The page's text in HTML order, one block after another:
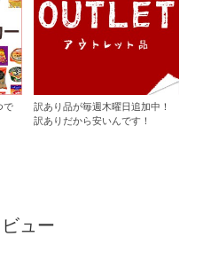
で
訳あり品が毎週木曜日追加中！
訳ありだから安いんです！
ュー